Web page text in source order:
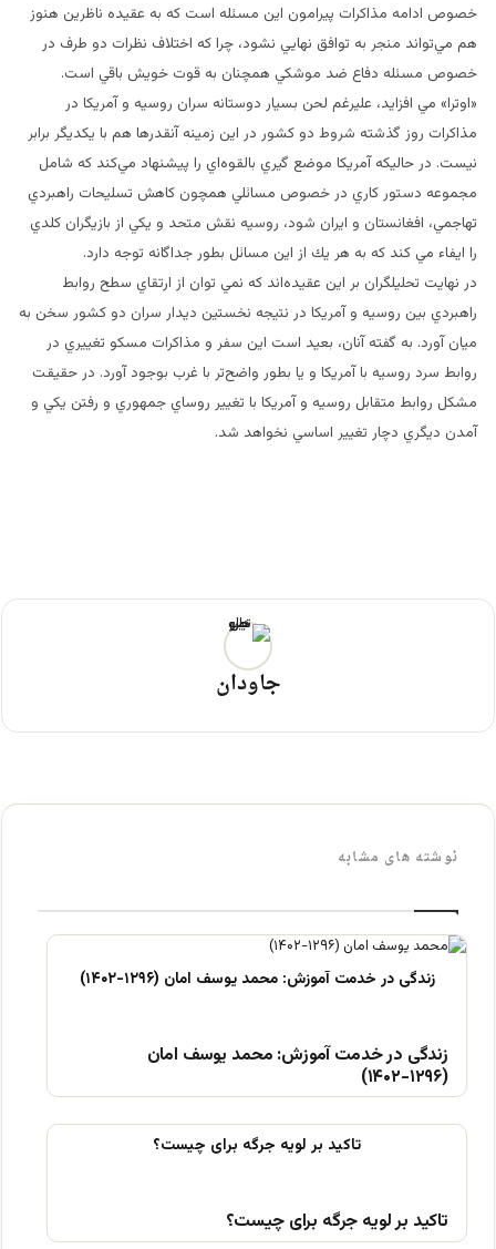
خصوص ادامه مذاكرات پيرامون اين مسئله است كه به عقيده ناظرين هنوز
هم مي‌تواند منجر به توافق نهايي نشود، چرا كه اختلاف نظرات دو طرف در
خصوص مسئله دفاع ضد موشكي همچنان به قوت خويش باقي است.
«اوترا» مي افزايد، عليرغم لحن بسيار دوستانه سران روسيه و آمريكا در
مذاكرات روز گذشته شروط دو كشور در اين زمينه آنقدرها هم با يكديگر برابر
نيست. در حاليكه آمريكا موضع گيري بالقوه‌اي را پيشنهاد مي‌كند كه شامل
مجموعه دستور كاري در خصوص مسائلي همچون كاهش تسليحات راهبردي
تهاجمي، افغانستان و ايران شود، روسيه نقش متحد و يكي از بازيگران كلدي
را ايفاء مي كند كه به هر يك از اين مسائل بطور جداگانه توجه دارد.
در نهايت تحليلگران بر اين عقيده‌اند كه نمي توان از ارتقاي سطح روابط
راهبردي بين روسيه و آمريكا در نتيجه نخستين ديدار سران دو كشور سخن به
ميان آورد. به گفته آنان، بعيد است اين سفر و مذاكرات مسكو تغييري در
روابط سرد روسيه با آمريكا و يا بطور واضح‌تر با غرب بوجود آورد. در حقيقت
مشكل روابط متقابل روسيه و آمريكا با تغيير روساي جمهوري و رفتن يكي و
آمدن ديگري دچار تغيير اساسي نخواهد شد.
جاودان
نوشته های مشابه
زندگی در خدمت آموزش: محمد یوسف امان
(۱۲۹۶-۱۴۰۲)
تاکید بر لویه جرگه برای چیست؟